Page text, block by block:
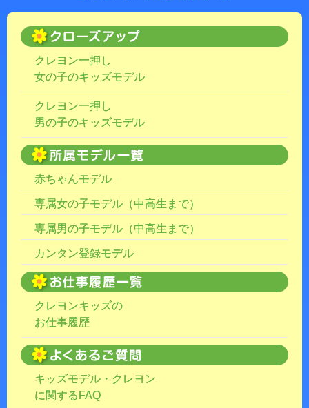
クレヨン一押し
女の子のキッズモデル
クレヨン一押し
男の子のキッズモデル
赤ちゃんモデル
専属女の子モデル（中高生まで）
専属男の子モデル（中高生まで）
カンタン登録モデル
クレヨンキッズの
お仕事履歴
キッズモデル・クレヨン
に関するFAQ